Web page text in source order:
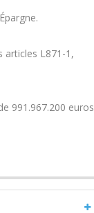
articles L871-1,
991.967.200 euros